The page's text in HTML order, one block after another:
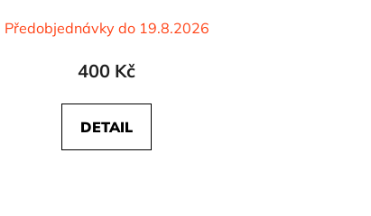
Předobjednávky do 19.8.2026
400 Kč
DETAIL